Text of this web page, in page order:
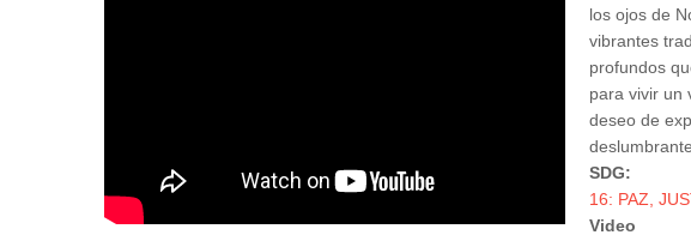
los ojos de
vibrantes
profundos
para vivir un
deseo de
SDG:
16: PAZ,
Video